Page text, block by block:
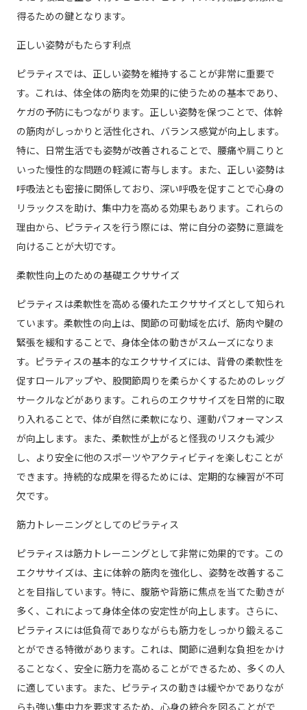
得るための鍵となります。
正しい姿勢がもたらす利点
ピラティスでは、正しい姿勢を維持することが非常に重要で
す。これは、体全体の筋肉を効果的に使うための基本であり、
ケガの予防にもつながります。正しい姿勢を保つことで、体幹
の筋肉がしっかりと活性化され、バランス感覚が向上します。
特に、日常生活でも姿勢が改善されることで、腰痛や肩こりと
いった慢性的な問題の軽減に寄与します。また、正しい姿勢は
呼吸法とも密接に関係しており、深い呼吸を促すことで心身の
リラックスを助け、集中力を高める効果もあります。これらの
理由から、ピラティスを行う際には、常に自分の姿勢に意識を
向けることが大切です。
柔軟性向上のための基礎エクササイズ
ピラティスは柔軟性を高める優れたエクササイズとして知られ
ています。柔軟性の向上は、関節の可動域を広げ、筋肉や腱の
緊張を緩和することで、身体全体の動きがスムーズになりま
す。ピラティスの基本的なエクササイズには、背骨の柔軟性を
促すロールアップや、股関節周りを柔らかくするためのレッグ
サークルなどがあります。これらのエクササイズを日常的に取
り入れることで、体が自然に柔軟になり、運動パフォーマンス
が向上します。また、柔軟性が上がると怪我のリスクも減少
し、より安全に他のスポーツやアクティビティを楽しむことが
できます。持続的な成果を得るためには、定期的な練習が不可
欠です。
筋力トレーニングとしてのピラティス
ピラティスは筋力トレーニングとして非常に効果的です。この
エクササイズは、主に体幹の筋肉を強化し、姿勢を改善するこ
とを目指しています。特に、腹筋や背筋に焦点を当てた動きが
多く、これによって身体全体の安定性が向上します。さらに、
ピラティスには低負荷でありながらも筋力をしっかり鍛えるこ
とができる特徴があります。これは、関節に過剰な負担をかけ
ることなく、安全に筋力を高めることができるため、多くの人
に適しています。また、ピラティスの動きは緩やかでありなが
らも強い集中力を要求するため、心身の統合を図ることがで